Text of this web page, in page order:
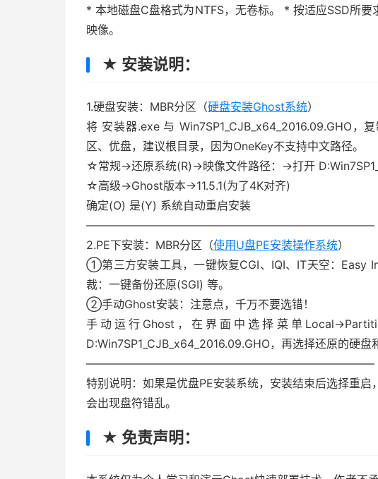
* 本地磁盘C盘格式为NTFS，无卷标。 * 按适应SSD所要
映像。
★ 安装说明：
1.硬盘安装：MBR分区（硬盘安装Ghost系统）
将 安装器.exe 与 Win7SP1_CJB_x64_2016.09.GHO，
区、优盘，建议根目录，因为OneKey不支持中文路径。
☆常规→还原系统(R)→映像文件路径：→打开
☆高级→Ghost版本→11.5.1(为了4K对齐)
确定(O) 是(Y) 系统自动重启安装
—————————————————————————–
2.PE下安装：MBR分区（使用U盘PE安装操作系统）
①第三方安装工具，一键恢复CGI、IQI、IT天空：Easy
裁：一键备份还原(SGI) 等。
②手动Ghost安装：注意点，千万不要选错！
手动运行Ghost，在界面中选择菜单
D:Win7SP1_CJB_x64_2016.09.GHO，再选择还原的硬
—————————————————————————–
特别说明：如果是优盘PE安装系统，安装结束后选择重
会出现盘符错乱。
★ 免责声明：